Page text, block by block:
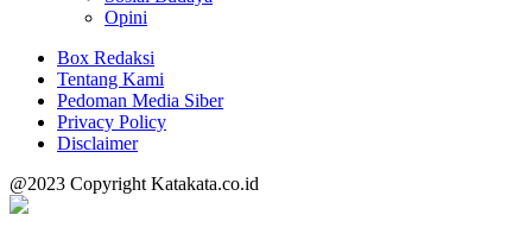
Opini
Box Redaksi
Tentang Kami
Pedoman Media Siber
Privacy Policy
Disclaimer
@2023 Copyright Katakata.co.id